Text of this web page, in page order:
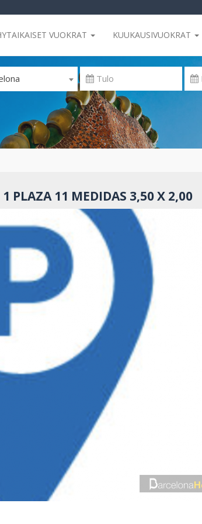
VUOKRAT KUUKAUSIVUOKRAT
PLAZA 11 MEDIDAS 3,50 X 2,00